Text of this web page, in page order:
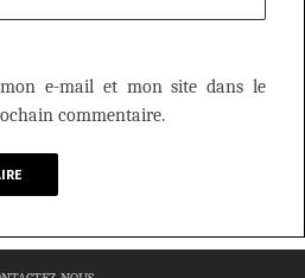
e-mail et mon site dans le
commentaire.